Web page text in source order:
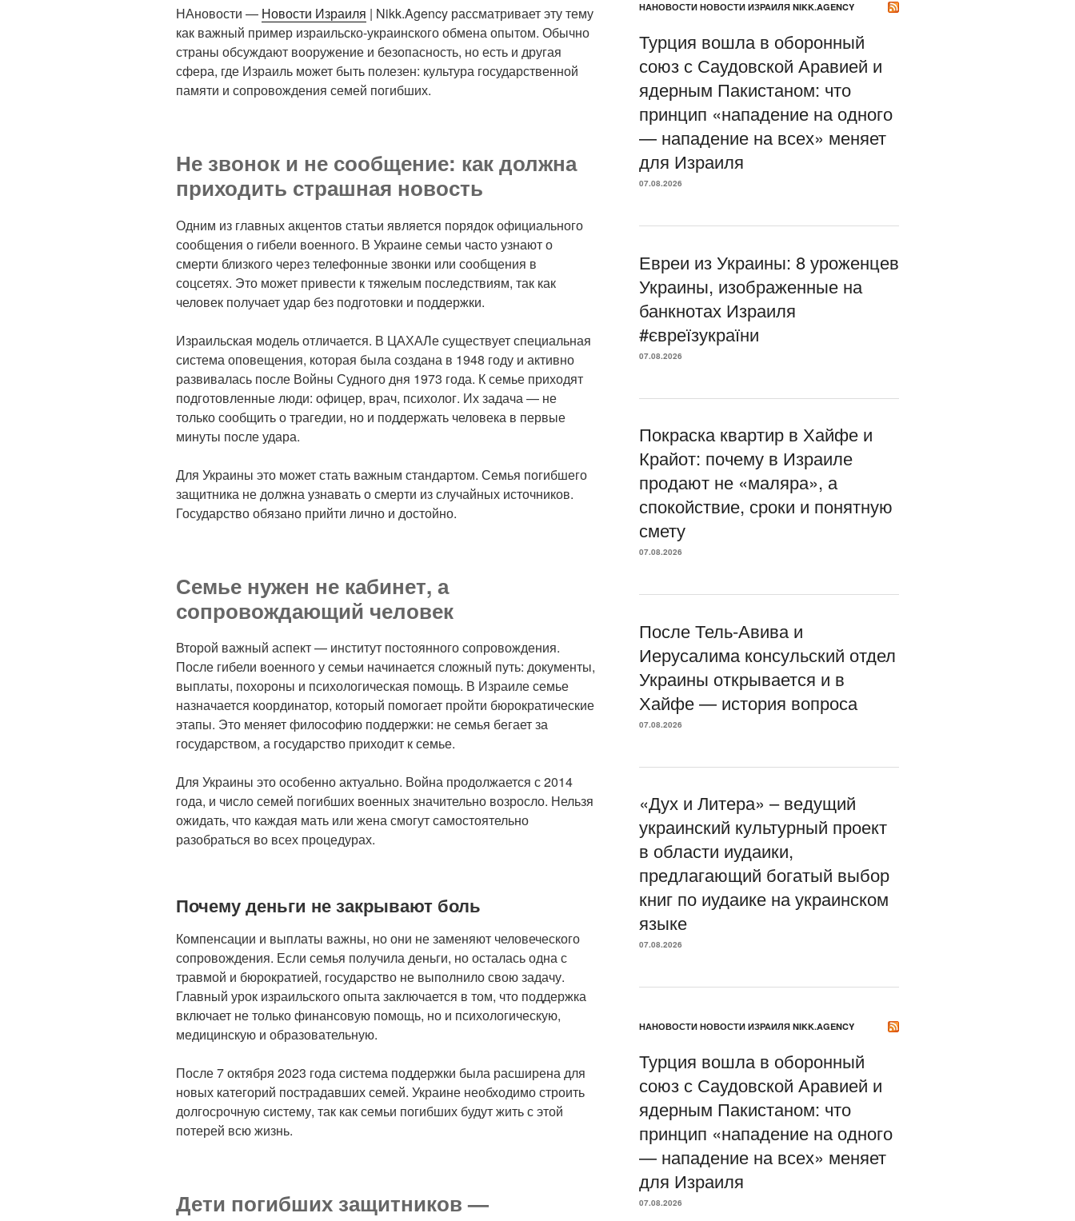
НАновости — Новости Израиля | Nikk.Agency рассматривает эту тему
как важный пример израильско-украинского обмена опытом. Обычно
страны обсуждают вооружение и безопасность, но есть и другая
сфера, где Израиль может быть полезен: культура государственной
памяти и сопровождения семей погибших.
Не звонок и не сообщение: как должна
приходить страшная новость
Одним из главных акцентов статьи является порядок официального
сообщения о гибели военного. В Украине семьи часто узнают о
смерти близкого через телефонные звонки или сообщения в
соцсетях. Это может привести к тяжелым последствиям, так как
человек получает удар без подготовки и поддержки.
Израильская модель отличается. В ЦАХАЛе существует специальная
система оповещения, которая была создана в 1948 году и активно
развивалась после Войны Судного дня 1973 года. К семье приходят
подготовленные люди: офицер, врач, психолог. Их задача — не
только сообщить о трагедии, но и поддержать человека в первые
минуты после удара.
Для Украины это может стать важным стандартом. Семья погибшего
защитника не должна узнавать о смерти из случайных источников.
Государство обязано прийти лично и достойно.
Семье нужен не кабинет, а
сопровождающий человек
Второй важный аспект — институт постоянного сопровождения.
После гибели военного у семьи начинается сложный путь: документы,
выплаты, похороны и психологическая помощь. В Израиле семье
назначается координатор, который помогает пройти бюрократические
этапы. Это меняет философию поддержки: не семья бегает за
государством, а государство приходит к семье.
Для Украины это особенно актуально. Война продолжается с 2014
года, и число семей погибших военных значительно возросло. Нельзя
ожидать, что каждая мать или жена смогут самостоятельно
разобраться во всех процедурах.
Почему деньги не закрывают боль
Компенсации и выплаты важны, но они не заменяют человеческого
сопровождения. Если семья получила деньги, но осталась одна с
травмой и бюрократией, государство не выполнило свою задачу.
Главный урок израильского опыта заключается в том, что поддержка
включает не только финансовую помощь, но и психологическую,
медицинскую и образовательную.
После 7 октября 2023 года система поддержки была расширена для
новых категорий пострадавших семей. Украине необходимо строить
долгосрочную систему, так как семьи погибших будут жить с этой
потерей всю жизнь.
Дети погибших защитников —
НАНОВОСТИ НОВОСТИ ИЗРАИЛЯ NIKK.AGENCY
Турция вошла в оборонный
союз с Саудовской Аравией и
ядерным Пакистаном: что
принцип «нападение на одного
— нападение на всех» меняет
для Израиля
07.08.2026
Евреи из Украины: 8 уроженцев
Украины, изображенные на
банкнотах Израиля
#євреїзукраїни
07.08.2026
Покраска квартир в Хайфе и
Крайот: почему в Израиле
продают не «маляра», а
спокойствие, сроки и понятную
смету
07.08.2026
После Тель-Авива и
Иерусалима консульский отдел
Украины открывается и в
Хайфе — история вопроса
07.08.2026
«Дух и Литера» – ведущий
украинский культурный проект
в области иудаики,
предлагающий богатый выбор
книг по иудаике на украинском
языке
07.08.2026
НАНОВОСТИ НОВОСТИ ИЗРАИЛЯ NIKK.AGENCY
Турция вошла в оборонный
союз с Саудовской Аравией и
ядерным Пакистаном: что
принцип «нападение на одного
— нападение на всех» меняет
для Израиля
07.08.2026